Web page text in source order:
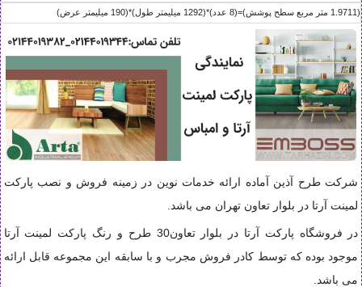
(1.9711 متر مربع سطح پوشش)=(8 عدد)*(1292 ميليمتر طول)*(190 ميليمتر عرض)
شرکت طرح آذین آماده ارائه خدمات نوین در زمینه فروش و نصب پارکت
لمینت آرتا در بلوار تعاون تهران می باشد.
در فروشگاه پارکت آرتا در بلوار تعاون30 طرح و رنگ پارکت لمینت آرتا
موجود بوده که توسط کادر فروش مجرب و با سابقه این مجموعه قابل ارائه
می باشد.